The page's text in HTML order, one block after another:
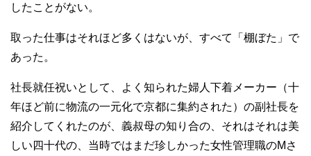
したことがない。
取った仕事はそれほど多くはないが、すべて「棚ぼた」で
あった。
社長就任祝いとして、よく知られた婦人下着メーカー（十
年ほど前に物流の一元化で京都に集約された）の副社長を
紹介してくれたのが、義叔母の知り合の、それはそれは美
しい四十代の、当時ではまだ珍しかった女性管理職のMさ